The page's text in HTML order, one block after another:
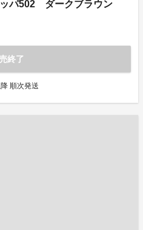
パ502 ダークブラウン
終了
順次発送